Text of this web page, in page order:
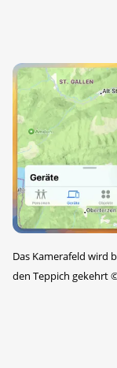
Das Kamerafeld wird
den Teppich gekehrt